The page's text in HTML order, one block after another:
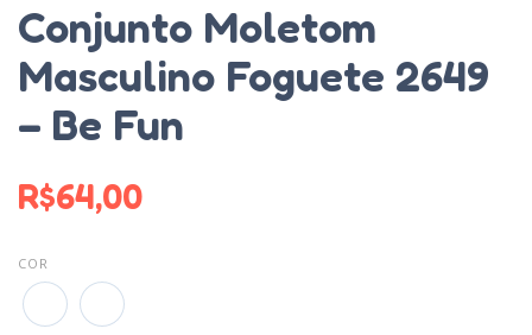
Conjunto Moletom
Masculino Foguete 2649
– Be Fun
R$64,00
COR